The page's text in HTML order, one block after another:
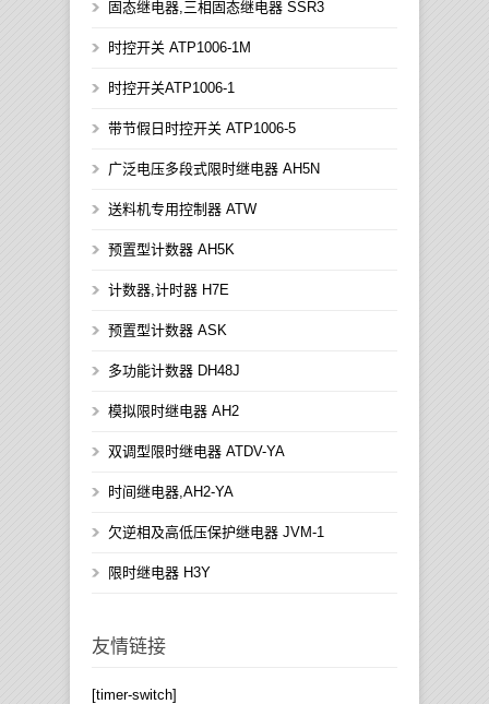
固态继电器,三相固态继电器 SSR3
时控开关 ATP1006-1M
时控开关ATP1006-1
带节假日时控开关 ATP1006-5
广泛电压多段式限时继电器 AH5N
送料机专用控制器 ATW
预置型计数器 AH5K
计数器,计时器 H7E
预置型计数器 ASK
多功能计数器 DH48J
模拟限时继电器 AH2
双调型限时继电器 ATDV-YA
时间继电器,AH2-YA
欠逆相及高低压保护继电器 JVM-1
限时继电器 H3Y
友情链接
[timer-switch]